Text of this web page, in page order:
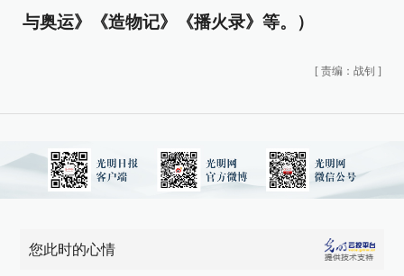
与奥运》《造物记》《播火录》等。）
[ 责编：战钊 ]
您此时的心情